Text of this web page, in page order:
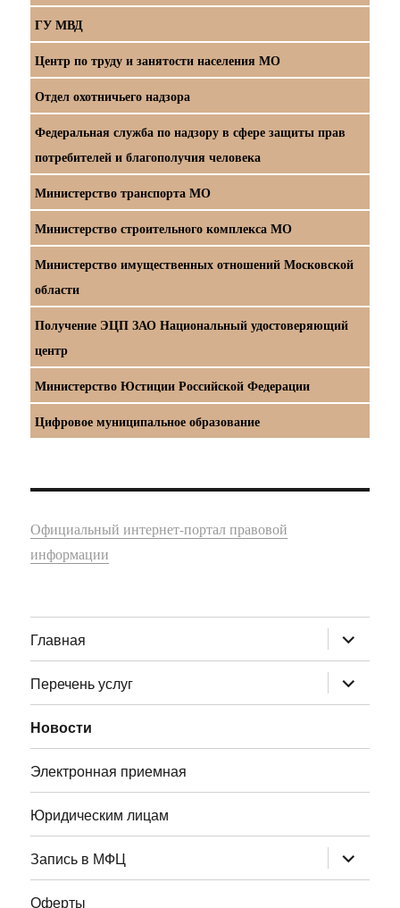
ГУ МВД
Центр по труду и занятости населения МО
Отдел охотничьего надзора
Федеральная служба по надзору в сфере защиты прав
потребителей и благополучия человека
Министерство транспорта МО
Министерство строительного комплекса МО
Министерство имущественных отношений Московской
области
Получение ЭЦП ЗАО Национальный удостоверяющий
центр
Министерство Юстиции Российской Федерации
Цифровое муниципальное образование
Официальный интернет-портал правовой
информации
Главная раскрыть
дочернее
меню
Перечень услуг
раскрыть
дочернее
меню
Новости
Электронная приемная
Юридическим лицам
Запись в МФЦ раскрыть
дочернее
меню
Оферты